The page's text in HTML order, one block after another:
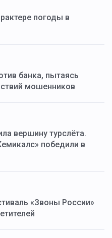
погоды в
банка, пытаясь
мошенников
вершину турслёта.
победили в
«Звоны России»